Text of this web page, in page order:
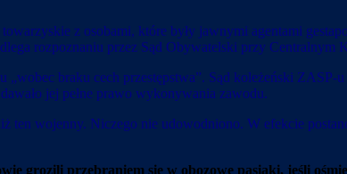
z osobami, które były jawnymi agentami
rozpoznaniu przez Sąd Obywatelski przy Centralnym
„wobec braku cech przestępstwa”. Sąd koleżeński
jej pełne prawo wykonywania zawodu.
ten wojenny. Niczego nie udowodniono. W efekcie
grozili przebraniem się w obozowe pasiaki, jeśli